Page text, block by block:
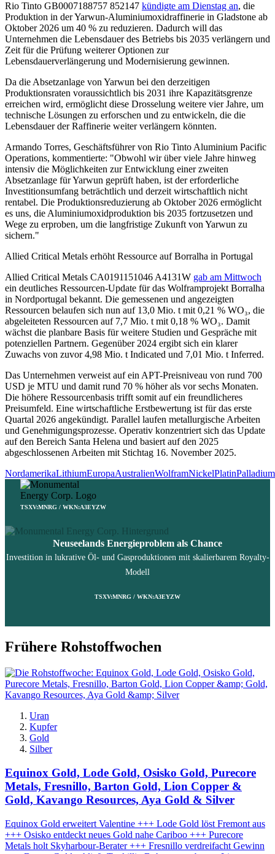
Rio Tinto GB0007188757 852147 kündigte am Dienstag an, die
Produktion in der Yarwun-Aluminiumoxidraffinerie in Gladstone ab
Oktober 2026 um 40 % zu reduzieren. Dadurch will das
Unternehmen die Lebensdauer des Betriebs bis 2035 verlängern und
Zeit für die Prüfung weiterer Optionen zur
Lebensdauerverlängerung und Modernisierung gewinnen.
Da die Absetzanlage von Yarwun bei den derzeitigen
Produktionsraten voraussichtlich bis 2031 ihre Kapazitätsgrenze
erreichen wird, ermöglicht diese Drosselung weitere vier Jahre, um
technische Lösungen zu erforschen und zu entwickeln, die die
Lebensdauer der Raffinerie weiter verlängern könnten.
Armando Torres, Geschäftsführer von Rio Tinto Aluminium Pacific
Operations, kommentierte: "Obwohl wir über viele Jahre hinweg
intensiv die Möglichkeiten zur Entwicklung einer zweiten
Absetzanlage für Yarwun geprüft haben, ist der erforderliche
Investitionsumfang beträchtlich und derzeit wirtschaftlich nicht
rentabel. Die Produktionsreduzierung ab Oktober 2026 ermöglicht
es uns, die Aluminiumoxidproduktion bis 2035 fortzusetzen und
Wege zu erproben, um die langfristige Zukunft von Yarwun zu
sichern."
Allied Critical Metals erhöht Ressource auf Borralha in Portugal
Allied Critical Metals CA0191151046 A4131W gab am Mittwoch
ein deutliches Ressourcen-Update für das Wolframprojekt Borralha
in Nordportugal bekannt. Die gemessenen und angezeigten
Ressourcen belaufen sich nun auf 13,0 Mio. t mit 0,21 % WO₃, die
abgeleiteten Ressourcen auf 7,7 Mio. t mit 0,18 % WO₃. Damit
wächst die planbare Basis für weitere Studien und Gespräche mit
potenziellen Partnern. Gegenüber 2024 ergibt sich ein klarer
Zuwachs von zuvor 4,98 Mio. t Indicated und 7,01 Mio. t Inferred.
Das Unternehmen verweist auf ein APT-Preisniveau von rund 700
USD je MTU und damit rund 70 % höher als vor sechs Monaten.
Die höhere Ressourcenbasis trifft somit auf ein freundlicheres
Preisumfeld. Eine wirtschaftliche Erstbewertung ist für das erste
Quartal 2026 angekündigt. Parallel laufen metallurgische Arbeiten
und Genehmigungsprozesse. Operativ konzentriert sich das Update
auf den Bereich Santa Helena und basiert auf den 2025
abgeschlossenen Arbeiten mit Stichtag 16. November 2025.
NordamerikaLithiumEuropaAustralienWolframNickelPlatinPalladium
TSXV:MNRG / WKN:A3EYZW
Neuseelands Energieproblem als Chance
Investition in lukrative Öl- und Gasproduktionen mit skalierbarem Royalty-
Modell
TSXV:MNRG / WKN:A3EYZW
Frühere Rohstoffwochen
Uran
Kupfer
Gold
Silber
Equinox Gold, Lode Gold, Osisko Gold, Purecore
Metals, Fresnillo, Barton Gold, Lion Copper &
Gold, Kavango Resources, Aya Gold & Silver
Equinox Gold erweitert Valentine +++ Lode Gold löst Fremont aus
+++ Osisko entdeckt neues Gold nahe Cariboo +++ Purecore
Metals holt Skyharbour-Berater +++ Fresnillo verdreifacht Gewinn